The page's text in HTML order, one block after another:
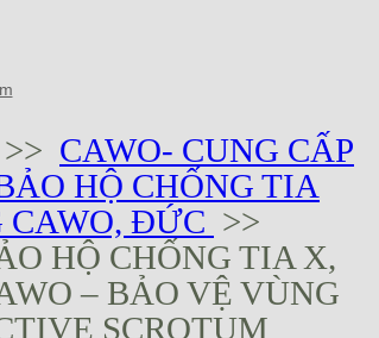
>> CAWO- CUNG CẤP
HỘ CHỐNG TIA
CAWO, ĐỨC >>
HỘ CHỐNG TIA X,
– BẢO VỆ VÙNG
SCROTUM